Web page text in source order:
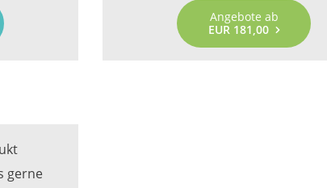
Angebote ab
EUR 181,00
gerne